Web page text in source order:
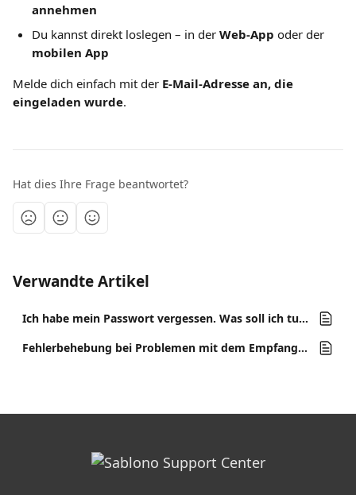
annehmen
Du kannst direkt loslegen – in der Web-App oder der
mobilen App
Melde dich einfach mit der E-Mail-Adresse an, die
eingeladen wurde.
Hat dies Ihre Frage beantwortet?
Verwandte Artikel
Ich habe mein Passwort vergessen. Was soll ich tun?
Fehlerbehebung bei Problemen mit dem Empfang von Sablono-E-Mails